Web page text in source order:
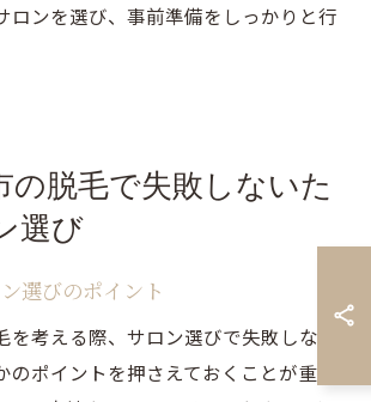
ロンを選び、事前準備をしっかりと行
の脱毛で失敗しないた
選び
選びのポイント
を考える際、サロン選びで失敗しない
のポイントを押さえておくことが重要